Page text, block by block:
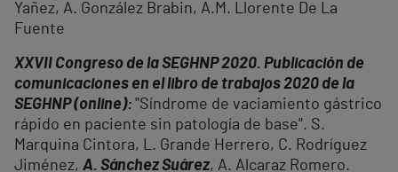
Yañez, A. González Brabin, A.M. Llorente De La
Fuente
XXVII Congreso de la SEGHNP 2020. Publicación de
comunicaciones en el libro de trabajos 2020 de la
SEGHNP (online): "Síndrome de vaciamiento gástrico
rápido en paciente sin patología de base". S.
Marquina Cintora, L. Grande Herrero, C. Rodríguez
Jiménez, A. Sánchez Suárez, A. Alcaraz Romero.